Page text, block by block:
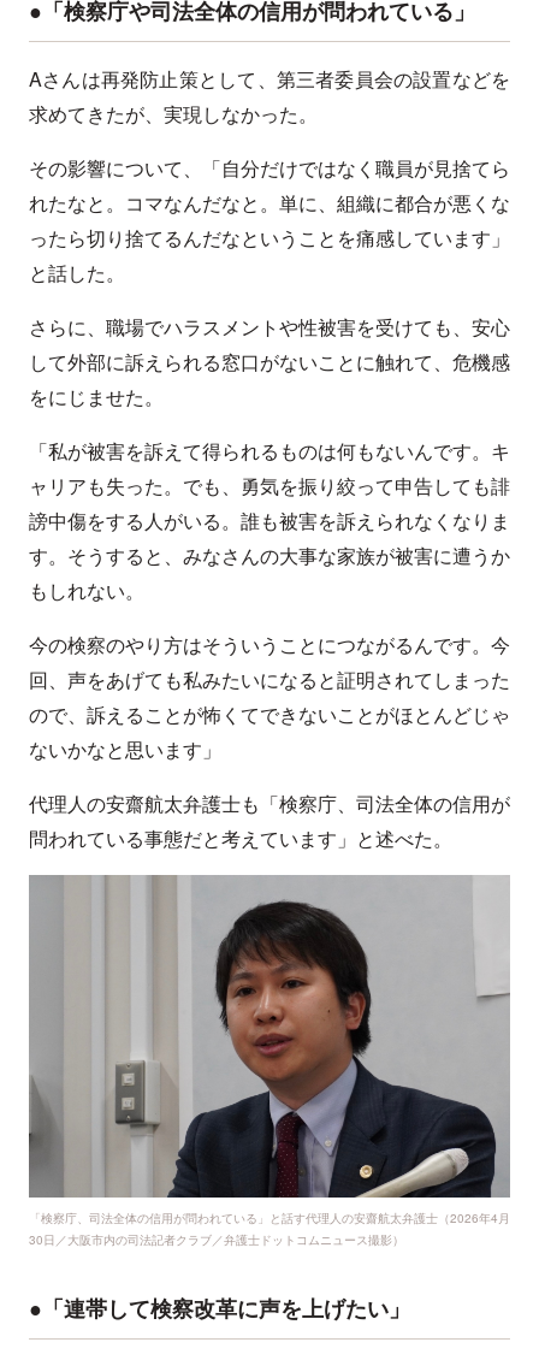
●「検察庁や司法全体の信用が問われている」
Aさんは再発防止策として、第三者委員会の設置などを
求めてきたが、実現しなかった。
その影響について、「自分だけではなく職員が見捨てら
れたなと。コマなんだなと。単に、組織に都合が悪くな
ったら切り捨てるんだなということを痛感しています」
と話した。
さらに、職場でハラスメントや性被害を受けても、安心
して外部に訴えられる窓口がないことに触れて、危機感
をにじませた。
「私が被害を訴えて得られるものは何もないんです。キ
ャリアも失った。でも、勇気を振り絞って申告しても誹
謗中傷をする人がいる。誰も被害を訴えられなくなりま
す。そうすると、みなさんの大事な家族が被害に遭うか
もしれない。
今の検察のやり方はそういうことにつながるんです。今
回、声をあげても私みたいになると証明されてしまった
ので、訴えることが怖くてできないことがほとんどじゃ
ないかなと思います」
代理人の安齋航太弁護士も「検察庁、司法全体の信用が
問われている事態だと考えています」と述べた。
「検察庁、司法全体の信用が問われている」と話す代理人の安齋航太弁護士（2026年4月
30日／大阪市内の司法記者クラブ／弁護士ドットコムニュース撮影）
●「連帯して検察改革に声を上げたい」